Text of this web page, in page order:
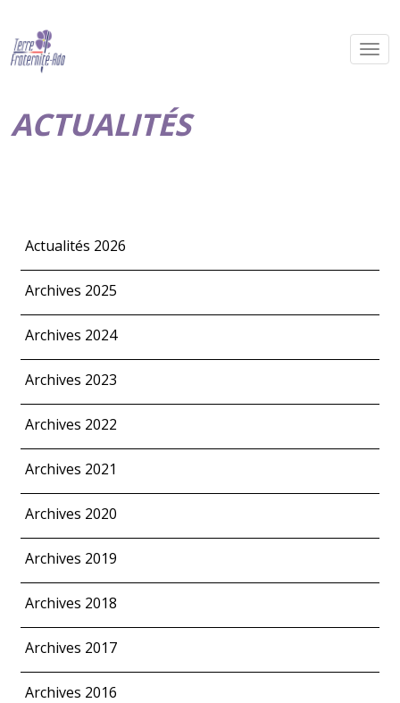
ACTUALITÉS
Actualités 2026
Archives 2025
Archives 2024
Archives 2023
Archives 2022
Archives 2021
Archives 2020
Archives 2019
Archives 2018
Archives 2017
Archives 2016